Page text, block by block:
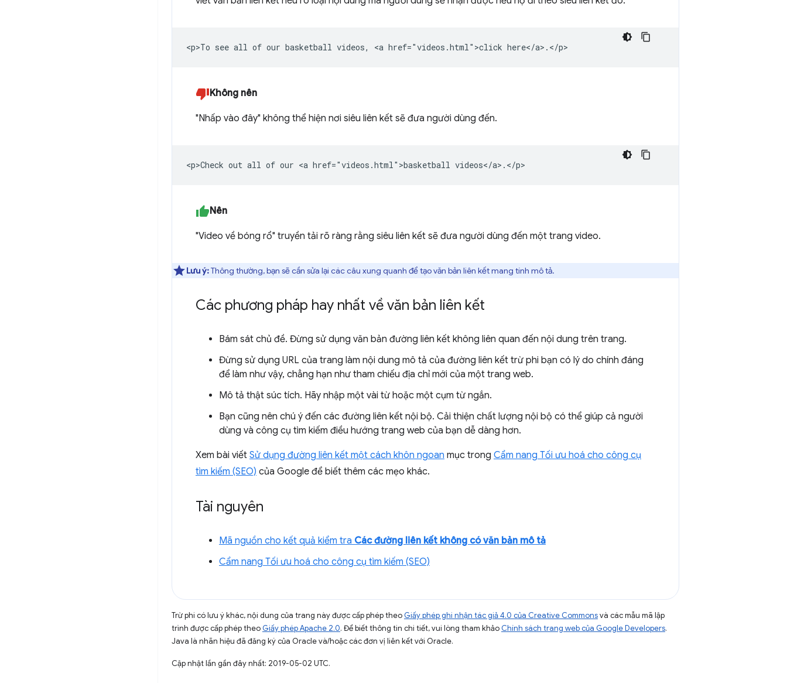
Không nên
"Nhấp vào đây" không thể hiện nơi siêu liên kết sẽ đưa người dùng đến.
Nên
"Video về bóng rổ" truyền tải rõ ràng rằng siêu liên kết sẽ đưa người dùng đến một trang video.
Lưu ý:Thông thường, bạn sẽ cần sửa lại các câu xung quanh để tạo văn bản liên kết mang tính mô tả.
Các phương pháp hay nhất về văn bản liên kết
Bám sát chủ đề. Đừng sử dụng văn bản đường liên kết không liên quan đến nội dung trên trang.
Đừng sử dụng URL của trang làm nội dung mô tả của đường liên kết trừ phi bạn có lý do chính đáng
để làm như vậy, chẳng hạn như tham chiếu địa chỉ mới của một trang web.
Mô tả thật súc tích. Hãy nhập một vài từ hoặc một cụm từ ngắn.
Bạn cũng nên chú ý đến các đường liên kết nội bộ. Cải thiện chất lượng nội bộ có thể giúp cả người
dùng và công cụ tìm kiếm điều hướng trang web của bạn dễ dàng hơn.
Xem bài viết Sử dụng đường liên kết một cách khôn ngoan mục trong Cẩm nang Tối ưu hoá cho công cụ
tìm kiếm (SEO) của Google để biết thêm các mẹo khác.
Tài nguyên
Mã nguồn cho kết quả kiểm tra Các đường liên kết không có văn bản mô tả
Cẩm nang Tối ưu hoá cho công cụ tìm kiếm (SEO)
Trừ phi có lưu ý khác, nội dung của trang này được cấp phép theo Giấy phép ghi nhận tác giả 4.0 của Creative Commonsvà các mẫu mã lập
trình được cấp phép theo Giấy phép Apache 2.0. Để biết thông tin chi tiết, vui lòng tham khảo Chính sách trang web của Google Developers.
Java là nhãn hiệu đã đăng ký của Oracle và/hoặc các đơn vị liên kết với Oracle.
Cập nhật lần gần đây nhất: 2019-05-02 UTC.